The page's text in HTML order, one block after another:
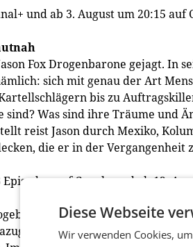
und ab 3. August um 20:15 auf
Fox Drogenbarone gejagt.
sich mit genau der Art
bis zu
sind? Was sind ihre Träume und
reist Jason durch Mexiko,
die er in der Vergangenheit
auf Canal+ und ab 12.
beträgt 8,99 Euro, wobei
App gibt es laut
Diese Webseite
Wir verwenden Cookies,